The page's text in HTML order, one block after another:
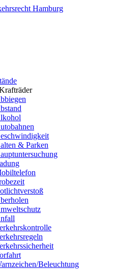
& Parken
Beleuchtung